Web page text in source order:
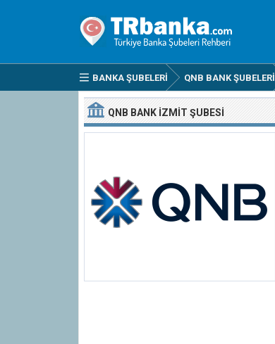
BANKA ŞUBELERI QNB BANK ŞUBELERI
QNB BANK İZMIT ŞUBESI